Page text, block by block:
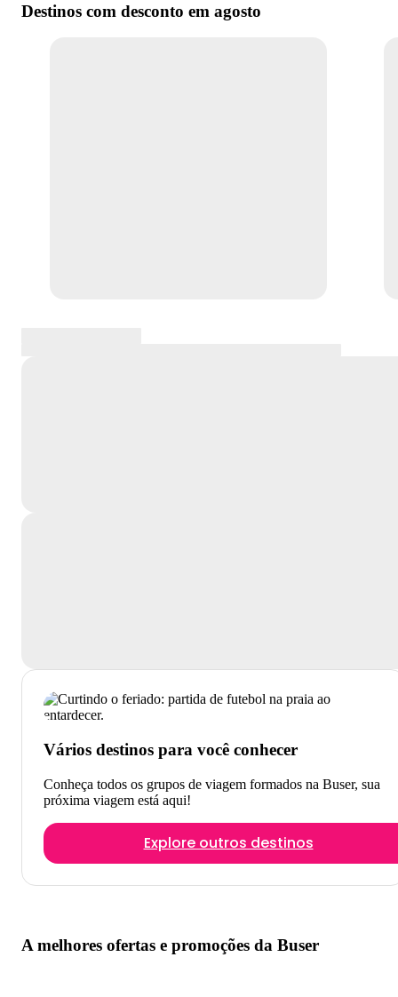
Destinos com desconto em agosto
Vários destinos para você conhecer
Conheça todos os grupos de viagem formados na Buser, sua
próxima viagem está aqui!
Explore outros destinos
A melhores ofertas e promoções da Buser